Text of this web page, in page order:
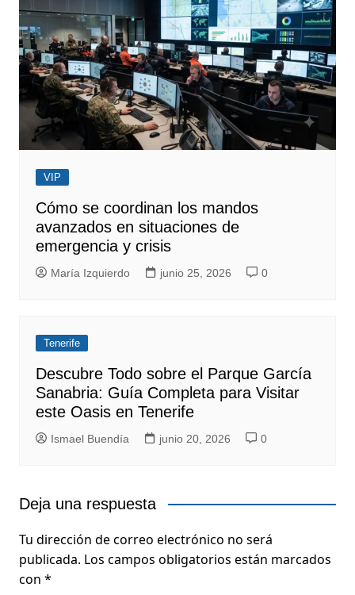
VIP
Cómo se coordinan los mandos
avanzados en situaciones de
emergencia y crisis
María Izquierdo junio 25, 2026 0
Tenerife
Descubre Todo sobre el Parque García
Sanabria: Guía Completa para Visitar
este Oasis en Tenerife
Ismael Buendía junio 20, 2026 0
Deja una respuesta
Tu dirección de correo electrónico no será
publicada. Los campos obligatorios están marcados
con *